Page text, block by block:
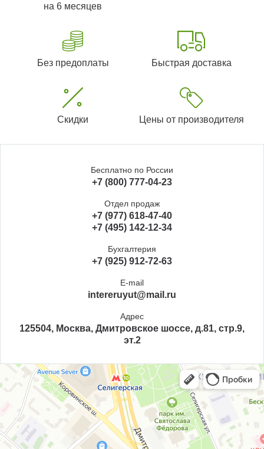
на 6 месяцев
Без предоплаты Быстрая доставка
Скидки Цены от производителя
Бесплатно по России
+7 (800) 777-04-23
Отдел продаж
+7 (977) 618-47-40
+7 (495) 142-12-34
Бухгалтерия
+7 (925) 912-72-63
E-mail
intereruyut@mail.ru
Адрес
125504, Москва, Дмитровское шоссе, д.81, стр.9,
эт.2